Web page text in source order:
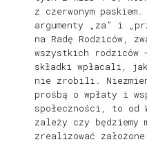
z czerwonym
argumenty „za” i
na Radę Rodziców,
wszystkich rodziców
składki wpłacali,
nie zrobili.
prośbą o wpłaty i
społeczności, to od
zależy czy będziemy
zrealizować